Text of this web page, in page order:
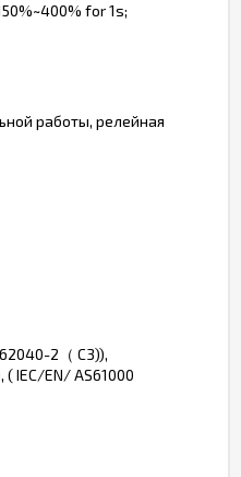
for 1s;
работы, релейная
2（ C3)),
( IEC/EN/ AS61000